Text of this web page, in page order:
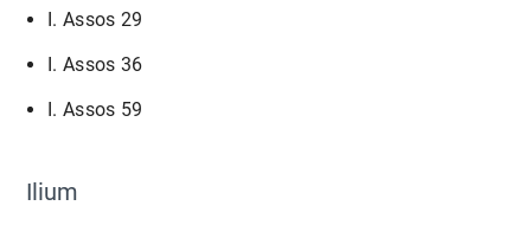
I. Assos 29
I. Assos 36
I. Assos 59
Ilium